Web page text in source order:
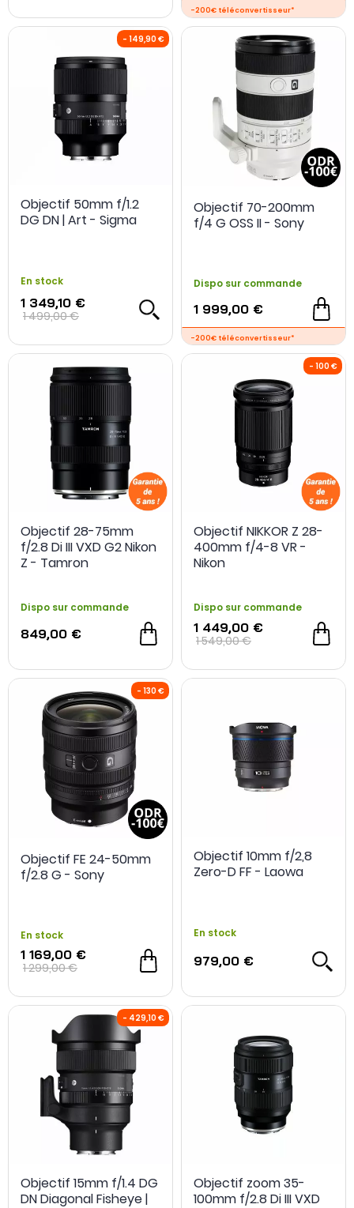
-200€
OCCASION - 50 €
Objectif 50mm f/1.2
DG DN | Art - Sigma
En stock
1 349,10 €
1 499,00 €
Objectif 70-200mm
f/4 G OSS II - Sony
Dispo sur commande
1 999,00 €
Objectif 28-75mm
f/2.8 Di III VXD G2 Nikon
Z - Tamron
Dispo sur commande
849,00 €
Objectif NIKKOR Z 28-
400mm f/4-8 VR -
Nikon
Dispo sur commande
1 449,00 €
1 549,00 €
Objectif FE 24-50mm
f/2.8 G - Sony
En stock
1 169,00 €
1 299,00 €
Objectif 10mm f/2,8
Zero-D FF - Laowa
En stock
979,00 €
Objectif 15mm f/1.4 DG
DN Diagonal Fisheye |
Objectif zoom 35-
100mm f/2.8 Di III VXD